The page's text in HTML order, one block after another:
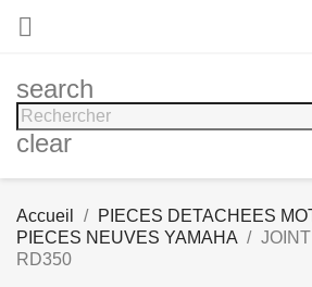

search
clear
Accueil
PIECES DETACHEES
PIECES NEUVES YAMAHA
RD350